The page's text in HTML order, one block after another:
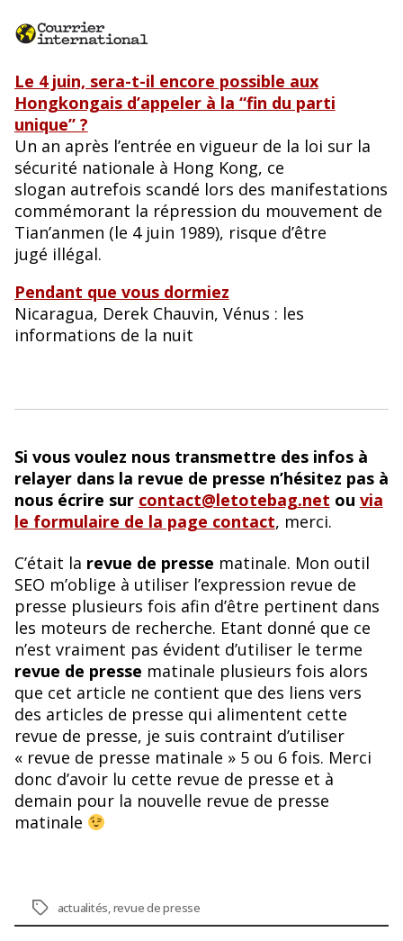
Le 4 juin, sera-t-il encore possible aux
Hongkongais d’appeler à la “fin du parti
unique” ?
Un an après l’entrée en vigueur de la loi sur la
sécurité nationale à Hong Kong, ce
slogan autrefois scandé lors des manifestations
commémorant la répression du mouvement de
Tian’anmen (le 4 juin 1989), risque d’être
jugé illégal.
Pendant que vous dormiez
Nicaragua, Derek Chauvin, Vénus : les
informations de la nuit
Si vous voulez nous transmettre des infos à
relayer dans la revue de presse n’hésitez pas à
nous écrire sur contact@letotebag.net ou via
le formulaire de la page contact, merci.
C’était la revue de presse matinale. Mon outil
SEO m’oblige à utiliser l’expression revue de
presse plusieurs fois afin d’être pertinent dans
les moteurs de recherche. Etant donné que ce
n’est vraiment pas évident d’utiliser le terme
revue de presse matinale plusieurs fois alors
que cet article ne contient que des liens vers
des articles de presse qui alimentent cette
revue de presse, je suis contraint d’utiliser
« revue de presse matinale » 5 ou 6 fois. Merci
donc d’avoir lu cette revue de presse et à
demain pour la nouvelle revue de presse
matinale
Étiquettes
actualités revue de presse